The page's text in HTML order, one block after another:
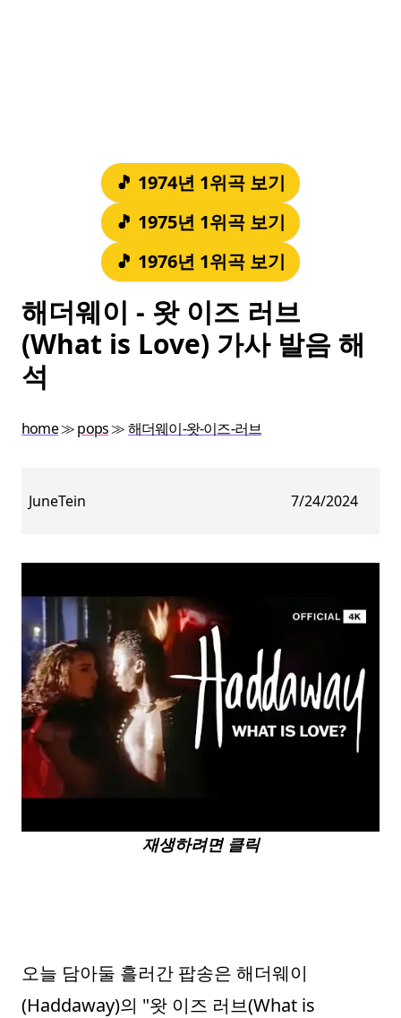
🎵 1974년 1위곡 보기
🎵 1975년 1위곡 보기
🎵 1976년 1위곡 보기
해더웨이 - 왓 이즈 러브
(What is Love) 가사 발음 해
석
home≫pops≫해더웨이-왓-이즈-러브
JuneTein 7/24/2024
재생하려면 클릭
오늘 담아둘 흘러간 팝송은 해더웨이
(Haddaway)의 "왓 이즈 러브(What is